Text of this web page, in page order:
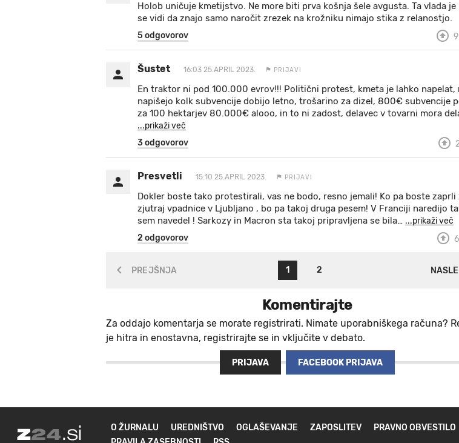
Holob uničuje kmetijstvo. Ne more biti prva košnja šele avgusta. Ta vlada je
se vidi da znajo samo naročit zrezek na krožniku nimajo stika z relanostjo.
5 odgovorov 9
Šustet 16:03 25.APRIL 2023. PRIJAVI
En traktor ni pod 100.000 evrov!!! Politični protest, kmeta je lahko napelat,
napišejo kolk subvencije dobijo letno, trošarino za dizel, 800€ subvencije
za 100 hektarjev 80.000€ alooo, in to ni zadost, delavec v tovarni mora
...prikaži več
3 odgovorov
Presvetli 15:10 25.APRIL 2023. PRIJAVI
Dokler boste tako protestirali, vas ne bodo, resno jemali! Ko pa boste zaprli
zjutraj vpadnice v Ljubljano , bo pa takoj druga pesem! V Franciji naredijo
sem navedel ! Sarkozy in Macron sta takoj pripravljena se bila… ...prikaži več
2 odgovorov
6
PREJŠNJA 1 2
Komentirajte
Za oddajo komentarja se morate registrirati. Nimate uporabniškega računa?
je hitra in enostavna, registrirajte se in vključite v debato.
PRIJAVA FACEBOOK PRIJAVA
O ŽURNALU UREDNIŠTVO OGLAŠEVANJE ZAPOSLITEV PRAVNO OBVESTILO